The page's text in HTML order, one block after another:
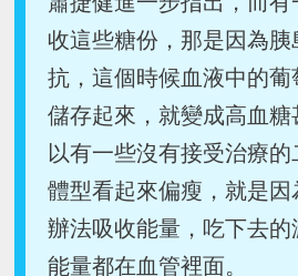
收這些糖份，那是因為胰
抗，這個時候血液中的
儲存起來，就變成高血
以有一些沒有接受治療的
體型看起來偏瘦，就是因
辦法吸收能量，吃下去
能量都在血管裡面。